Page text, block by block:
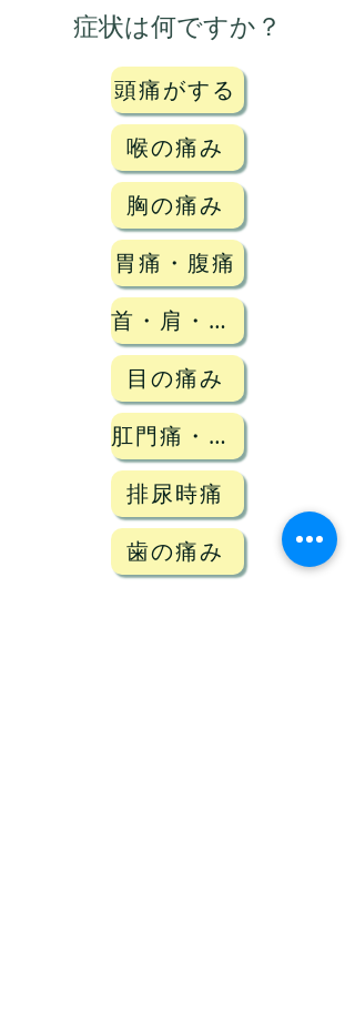
症状は何ですか？
頭痛がする
喉の痛み
胸の痛み
胃痛・腹痛
首・肩・腰・膝などの関節痛
目の痛み
肛門痛・肛門からの出血
排尿時痛
歯の痛み